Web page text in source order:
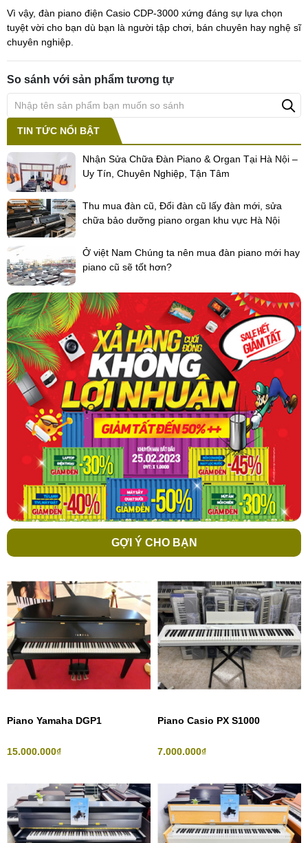
Vì vậy, đàn piano điện Casio CDP-3000 xứng đáng sự lựa chọn
tuyệt vời cho bạn dù bạn là người tập chơi, bán chuyên hay nghệ sĩ
chuyên nghiệp.
So sánh với sản phẩm tương tự
TIN TỨC NỔI BẬT
Nhận Sửa Chữa Đàn Piano & Organ Tại Hà Nội –
Uy Tín, Chuyên Nghiệp, Tận Tâm
Thu mua đàn cũ, Đổi đàn cũ lấy đàn mới, sửa
chữa bảo dưỡng piano organ khu vực Hà Nội
Ở việt Nam Chúng ta nên mua đàn piano mới hay
piano cũ sẽ tốt hơn?
GỢI Ý CHO BẠN
Piano Yamaha DGP1
15.000.000₫
Piano Casio PX S1000
7.000.000₫